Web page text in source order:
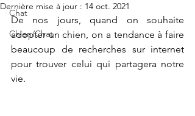
Chat
Chien/Chat
Dernière mise à jour : 14 oct. 2021
De nos jours, quand on souhaite
adopter un chien, on a tendance à faire
beaucoup de recherches sur internet
pour trouver celui qui partagera notre
vie.